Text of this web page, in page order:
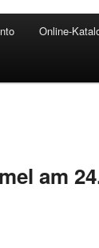
Online-
am